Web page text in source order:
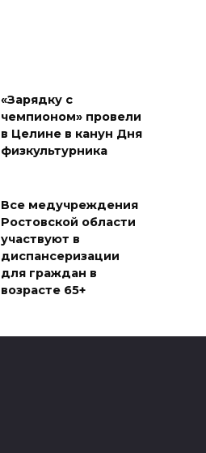
«Зарядку с
чемпионом» провели
в Целине в канун Дня
физкультурника
Все медучреждения
Ростовской области
участвуют в
диспансеризации
для граждан в
возрасте 65+